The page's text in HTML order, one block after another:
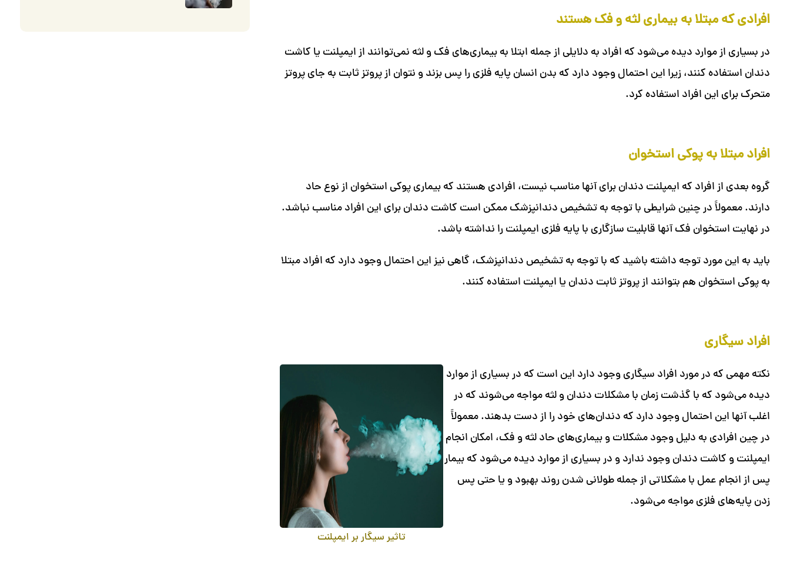
افرادی که مبتلا به بیماری لثه و فک هستند
در بسیاری از موارد دیده می‌شود که افراد به دلایلی از جمله ابتلا به بیماری‌های فک و لثه نمی‌توانند از ایمپلنت یا کاشت
دندان استفاده کنند، زیرا این احتمال وجود دارد که بدن انسان پایه فلزی را پس بزند و نتوان از پروتز ثابت به جای پروتز
متحرک برای این افراد استفاده کرد.
افراد مبتلا به پوکی استخوان
گروه بعدی از افراد که ایمپلنت دندان برای آنها مناسب نیست، افرادی هستند که بیماری پوکی استخوان از نوع حاد
دارند. معمولاً در چنین شرایطی با توجه به تشخیص دندانپزشک ممکن است کاشت دندان برای این افراد مناسب نباشد.
در نهایت استخوان فک آنها قابلیت سازگاری با پایه فلزی ایمپلنت را نداشته باشد.
باید به این مورد توجه داشته باشید که با توجه به تشخیص دندانپزشک، گاهی نیز این احتمال وجود دارد که افراد مبتلا
به پوکی استخوان هم بتوانند از پروتز ثابت دندان یا ایمپلنت استفاده کنند.
افراد سیگاری
نکته مهمی که در مورد افراد سیگاری وجود دارد این است که در بسیاری از موارد
دیده می‌شود که با گذشت زمان با مشکلات دندان و لثه مواجه می‌شوند که در
اغلب آنها این احتمال وجود دارد که دندان‌های خود را از دست بدهند. معمولاً
در چین افرادی به دلیل وجود مشکلات و بیماری‌های حاد لثه و فک، امکان انجام
ایمپلنت و کاشت دندان وجود ندارد و در بسیاری از موارد دیده می‌شود که بیمار
پس از انجام عمل با مشکلاتی از جمله طولانی شدن روند بهبود و یا حتی پس
زدن پایه‌های فلزی مواجه می‌شود.
تاثیر سیگار بر ایمپلنت